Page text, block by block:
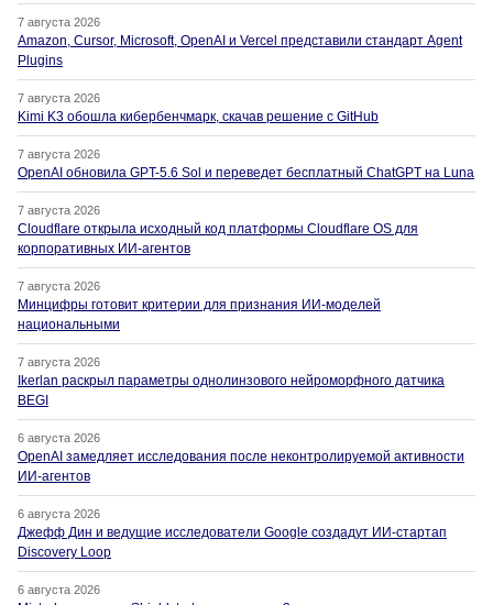
7 августа 2026
Amazon, Cursor, Microsoft, OpenAI и Vercel представили стандарт Agent
Plugins
7 августа 2026
Kimi K3 обошла кибербенчмарк, скачав решение с GitHub
7 августа 2026
OpenAI обновила GPT-5.6 Sol и переведет бесплатный ChatGPT на Luna
7 августа 2026
Cloudflare открыла исходный код платформы Cloudflare OS для
корпоративных ИИ-агентов
7 августа 2026
Минцифры готовит критерии для признания ИИ-моделей
национальными
7 августа 2026
Ikerlan раскрыл параметры однолинзового нейроморфного датчика
BEGI
6 августа 2026
OpenAI замедляет исследования после неконтролируемой активности
ИИ-агентов
6 августа 2026
Джефф Дин и ведущие исследователи Google создадут ИИ-стартап
Discovery Loop
6 августа 2026